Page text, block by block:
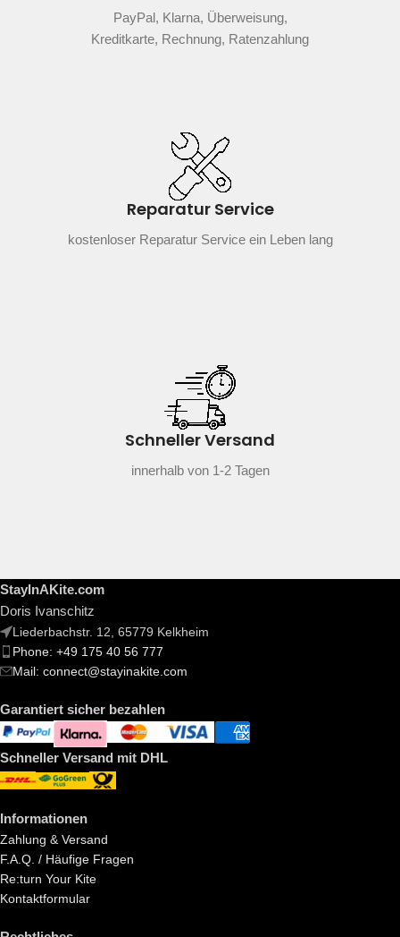
PayPal, Klarna, Überweisung,
Kreditkarte, Rechnung, Ratenzahlung
Reparatur Service
kostenloser Reparatur Service ein Leben lang
Schneller Versand
innerhalb von 1-2 Tagen
StayInAKite.com
Doris Ivanschitz
Liederbachstr. 12, 65779 Kelkheim
Phone: +49 175 40 56 777
Mail: connect@stayinakite.com
Garantiert sicher bezahlen
Schneller Versand mit DHL
Informationen
Zahlung & Versand
F.A.Q. / Häufige Fragen
Re:turn Your Kite
Kontaktformular